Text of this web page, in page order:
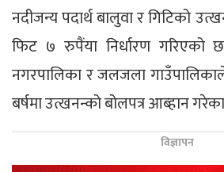
नदीजन्य पदार्थ बालुवा र गिटिको
फिट ७ रुपैंया निर्धारण गरिएको
नगरपालिका र जलजला
बर्षमा उत्खनन्को बोलपत्र आब्हान
विज्ञापन